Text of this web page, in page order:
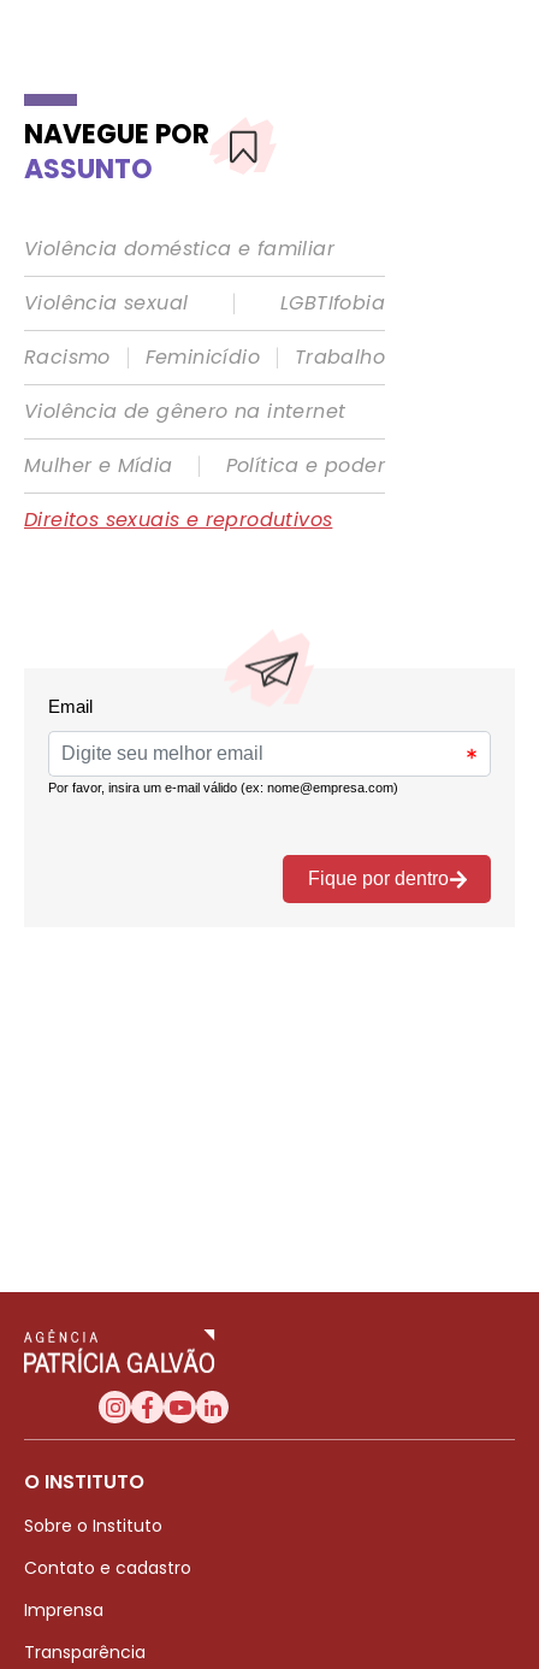
NAVEGUE POR
ASSUNTO
Violência doméstica e familiar
Violência sexual
|
LGBTIfobia
Racismo
| Feminicídio |
Trabalho
Violência de gênero na internet
Mulher e Mídia
|
Política e poder
Direitos sexuais e reprodutivos
O INSTITUTO
Sobre o Instituto
Contato e cadastro
Imprensa
Transparência